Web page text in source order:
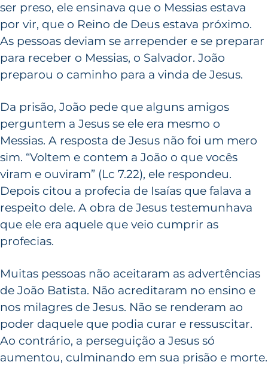
ser preso, ele ensinava que o Messias estava
por vir, que o Reino de Deus estava próximo.
As pessoas deviam se arrepender e se preparar
para receber o Messias, o Salvador. João
preparou o caminho para a vinda de Jesus.
Da prisão, João pede que alguns amigos
perguntem a Jesus se ele era mesmo o
Messias. A resposta de Jesus não foi um mero
sim. “Voltem e contem a João o que vocês
viram e ouviram” (Lc 7.22), ele respondeu.
Depois citou a profecia de Isaías que falava a
respeito dele. A obra de Jesus testemunhava
que ele era aquele que veio cumprir as
profecias.
Muitas pessoas não aceitaram as advertências
de João Batista. Não acreditaram no ensino e
nos milagres de Jesus. Não se renderam ao
poder daquele que podia curar e ressuscitar.
Ao contrário, a perseguição a Jesus só
aumentou, culminando em sua prisão e morte.